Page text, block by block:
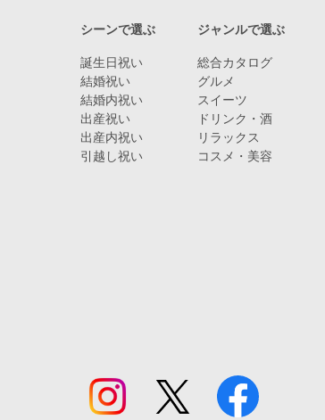
シーンで選ぶ
誕生日祝い
結婚祝い
結婚内祝い
出産祝い
出産内祝い
引越し祝い
ジャンルで選ぶ
総合カタログ
グルメ
スイーツ
ドリンク・酒
リラックス
コスメ・美容